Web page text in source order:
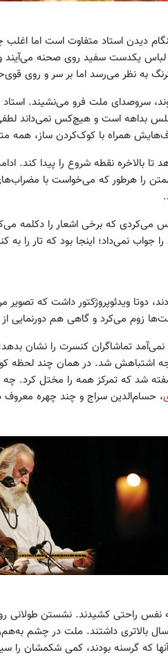
دیدن استاد متفاوت است اما
یکدست سفید روی صحنه می‌آیند و
به نظر می‌رسد اما بر سر و روی
سروصدای ملت فرو می‌نشیند.
بداهه است و هیچ‌کس نمی‌داند
همراه با کوک‌کردن ساز،
تا بالاخره نقطه شروع را پیدا کند.
می‌کردی که برخی اشعار را دکلمه
نمی‌داد؛ اینجا بود که تار را به
زوم می‌کرد و گاهی هم دورنمایی
تماشاگران کنسرت را نشان
اشتباهش شد. در همان چند لحظه
شد که تمرکز همه را مختل کرد. چه
، حسام‌الدین سراج و چند چهره
راحتی کشیدند. نشستن طولانی
بالاتری داشتند. ملت در چشم
که گرسنه بودند، کمی شکمشان را